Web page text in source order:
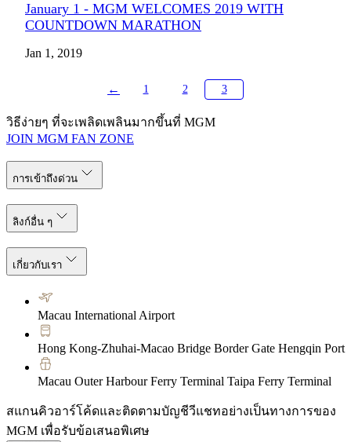
January 1 - MGM WELCOMES 2019 WITH
COUNTDOWN MARATHON
Jan 1, 2019
← 1 2 3
วิธีง่ายๆ ที่จะเพลิดเพลินมากขึ้นที่ MGM
JOIN MGM FAN ZONE
การเข้าถึงด่วน
ลิงก์อื่น ๆ
เกี่ยวกับเรา
Macau International Airport
Hong Kong-Zhuhai-Macao Bridge Border Gate Hengqin Port
Macau Outer Harbour Ferry Terminal Taipa Ferry Terminal
สแกนคิวอาร์โค้ดและติดตามบัญชีวีแชทอย่างเป็นทางการของ
MGM เพื่อรับข้อเสนอพิเศษ